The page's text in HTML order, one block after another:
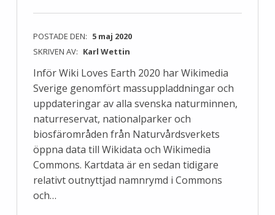
POSTADE DEN: 5 maj 2020
SKRIVEN AV: Karl Wettin
Inför Wiki Loves Earth 2020 har Wikimedia
Sverige genomfört massuppladdningar och
uppdateringar av alla svenska naturminnen,
naturreservat, nationalparker och
biosfärområden från Naturvårdsverkets
öppna data till Wikidata och Wikimedia
Commons. Kartdata är en sedan tidigare
relativt outnyttjad namnrymd i Commons
och…